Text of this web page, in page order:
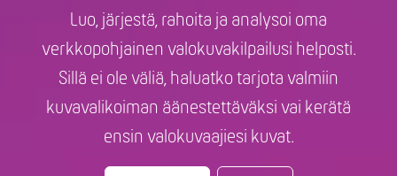
Luo, järjestä, rahoita ja analysoi oma
verkkopohjainen valokuvakilpailusi helposti.
Sillä ei ole väliä, haluatko tarjota valmiin
kuvavalikoiman äänestettäväksi vai kerätä
ensin valokuvaajiesi kuvat.